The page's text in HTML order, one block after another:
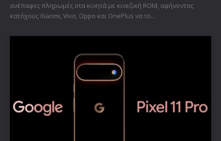
ανέπαφες πληρωμές στα κινητά με κινεζική ROM, αφήνοντας
κατόχους Xiaomi, Vivo, Oppo και OnePlus να το...